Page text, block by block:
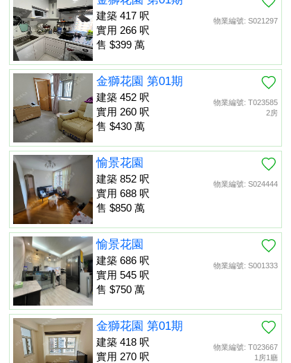
物業編號: S021297
建築 417 呎
實用 266 呎
售 $399 萬
物業編號: T023585
2房
金獅花園 第01期
建築 452 呎
實用 260 呎
售 $430 萬
物業編號: S024444
愉景花園
建築 852 呎
實用 688 呎
售 $850 萬
物業編號: S001333
愉景花園
建築 686 呎
實用 545 呎
售 $750 萬
物業編號: T023667
1房1廳
金獅花園 第01期
建築 418 呎
實用 270 呎